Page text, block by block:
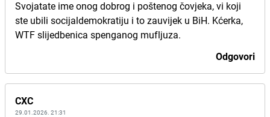
Svojatate ime onog dobrog i poštenog čovjeka, vi koji
ste ubili socijaldemokratiju i to zauvijek u BiH. Kćerka,
WTF slijedbenica spenganog mufljuza.
Odgovori
CXC
29.01.2026. 21:31